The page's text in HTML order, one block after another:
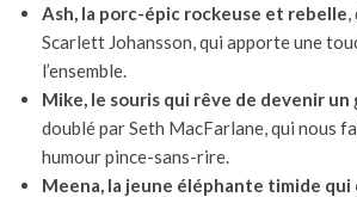
Ash, la porc-épic rockeuse et rebelle,
Scarlett Johansson, qui apporte une
l’ensemble.
Mike, le souris qui rêve de devenir
doublé par Seth MacFarlane, qui nous
humour pince-sans-rire.
Meena, la jeune éléphante timide qui